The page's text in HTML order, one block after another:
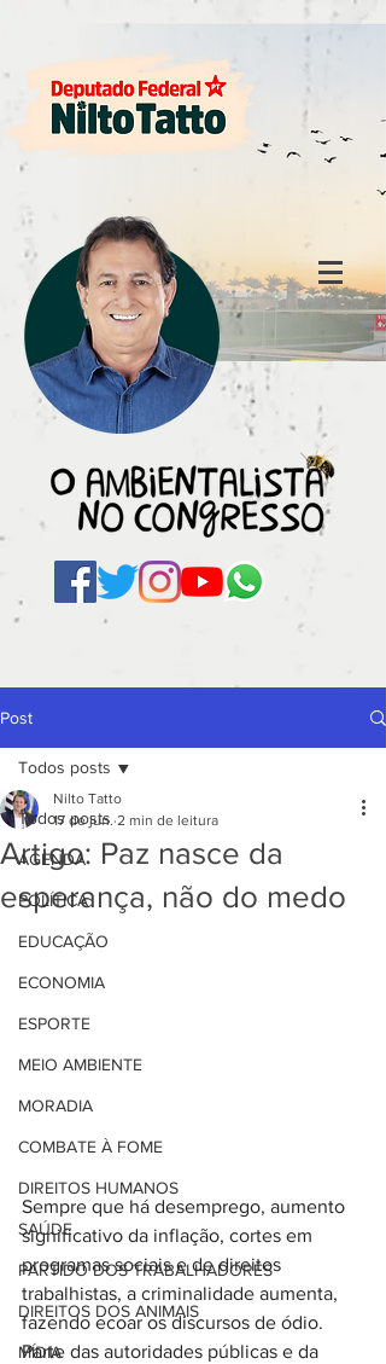
Post
Todos posts
AGENDA
POLÍTICA
EDUCAÇÃO
ECONOMIA
ESPORTE
MEIO AMBIENTE
MORADIA
COMBATE À FOME
DIREITOS HUMANOS
SAÚDE
PARTIDO DOS TRABALHADORES
DIREITOS DOS ANIMAIS
MÍDIA
Todos posts
Artigo: Paz nasce da
esperança, não do medo
Nilto Tatto
17 de jun. 2 min de leitura
Sempre que há desemprego, aumento
significativo da inflação, cortes em
programas sociais e de direitos
trabalhistas, a criminalidade aumenta,
fazendo ecoar os discursos de ódio.
Parte das autoridades públicas e da